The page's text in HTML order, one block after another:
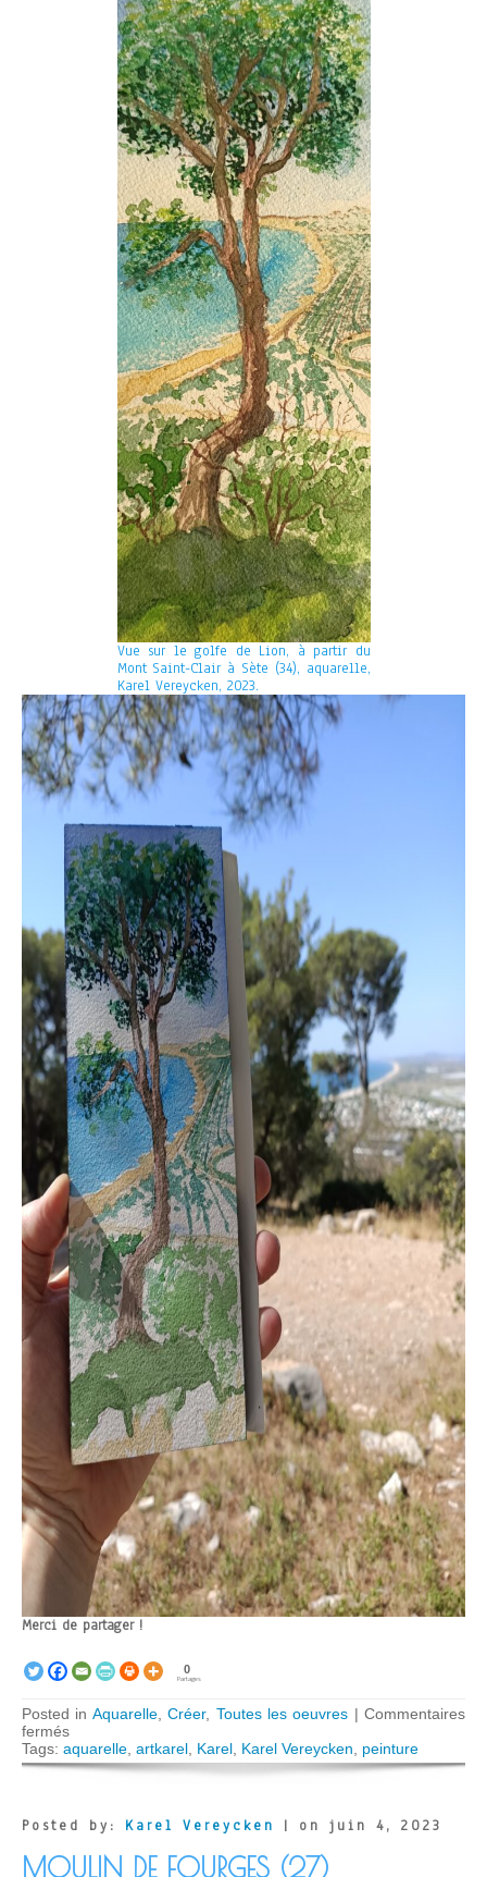
Vue sur le golfe de Lion, à partir du
Mont Saint-Clair à Sète (34), aquarelle,
Karel Vereycken, 2023.
Merci de partager !
0
Partages
Posted in Aquarelle,Créer, Toutes les oeuvres | Commentaires
ferméssur
Sète,
vue
Golfe
du
Lion
Tags: aquarelle artkarel Karel Karel Vereycken peinture
Posted by: Karel Vereycken | on juin 4, 2023
MOULIN DE FOURGES (27)